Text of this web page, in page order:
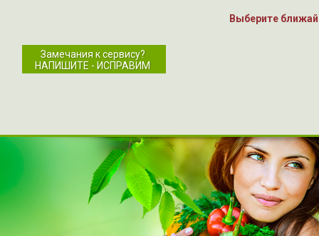
Выберите
Замечания к сервису?
НАПИШИТЕ - ИСПРАВИМ